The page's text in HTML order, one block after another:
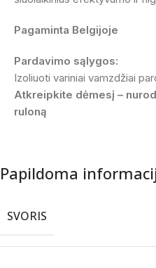
Pagaminta Belgijoje
Pardavimo sąlygos:
Izoliuoti variniai vamzdžiai
Atkreipkite dėmesį –
ruloną
Papildoma
SVORIS